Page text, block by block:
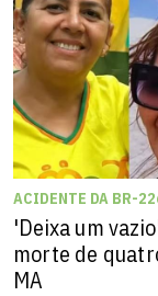
ACIDENTE DA BR-
'Deixa um
morte de
MA